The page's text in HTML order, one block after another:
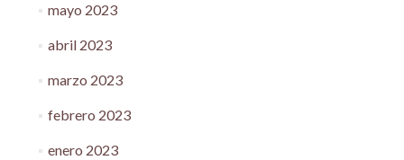
mayo 2023
abril 2023
marzo 2023
febrero 2023
enero 2023